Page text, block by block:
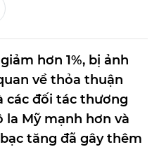
hơn 1%, bị ảnh
về thỏa thuận
các đối tác thương
Mỹ mạnh hơn và
tăng đã gây thêm